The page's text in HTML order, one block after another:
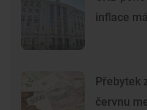
inflace
Přebytek
červnu